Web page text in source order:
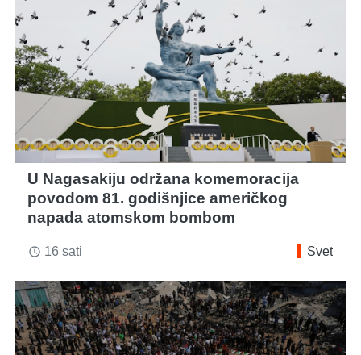
U Nagasakiju održana komemoracija
povodom 81. godišnjice američkog
napada atomskom bombom
access_time 16 sati Svet